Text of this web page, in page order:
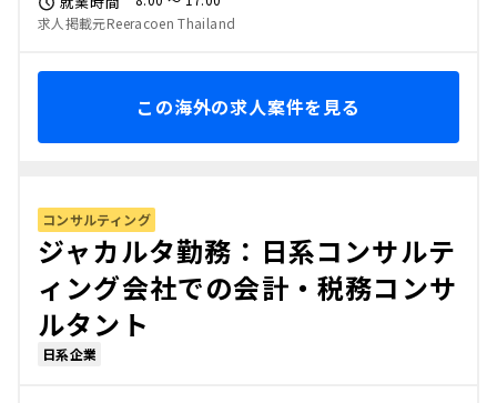
求人掲載元Reeracoen Thailand
この海外の求人案件を見る
コンサルティング
ジャカルタ勤務：日系コンサルテ
ィング会社での会計・税務コンサ
ルタント
日系企業